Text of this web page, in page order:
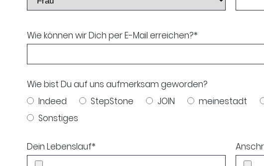
Wie können wir Dich per E-Mail erreichen?*
Wie bist Du auf uns aufmerksam geworden?
Indeed
StepStone JOIN meinestadt
Sonstiges
Dein Lebenslauf*